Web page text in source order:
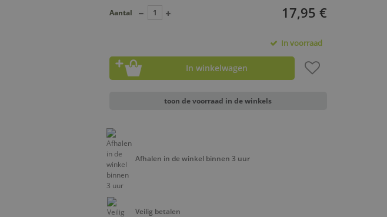
17,95 €
Aantal
In voorraad
In winkelwagen
toon de voorraad in de winkels
Afhalen in de winkel binnen 3 uur
Veilig betalen